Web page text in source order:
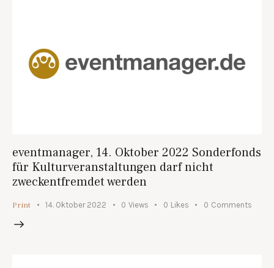
eventmanager, 14. Oktober 2022 Sonderfonds
für Kulturveranstaltungen darf nicht
zweckentfremdet werden
Print 14. Oktober 2022 0 Views 0 Likes 0 Comments